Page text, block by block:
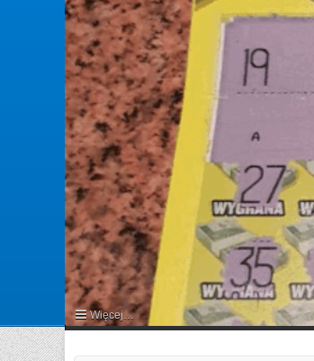
Więcej…